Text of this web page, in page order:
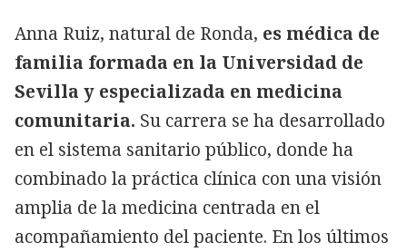
Anna Ruiz, natural de Ronda, es médica de
familia formada en la Universidad de
Sevilla y especializada en medicina
comunitaria. Su carrera se ha desarrollado
en el sistema sanitario público, donde ha
combinado la práctica clínica con una visión
amplia de la medicina centrada en el
acompañamiento del paciente. En los últimos